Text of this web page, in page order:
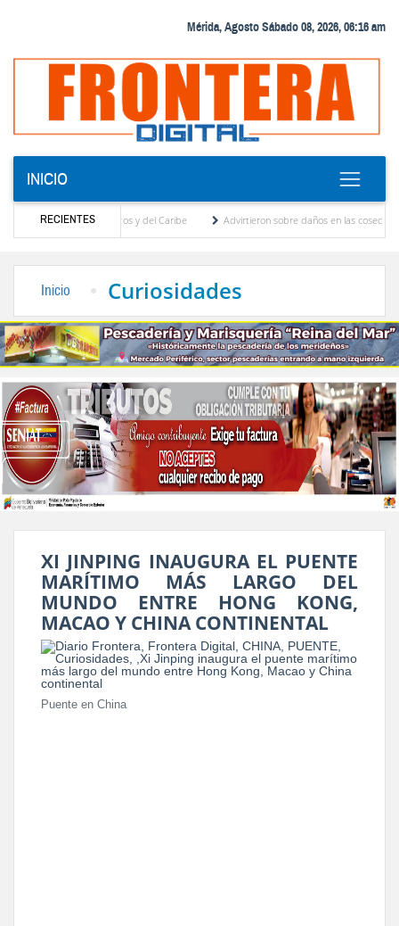
Mérida, Agosto Sábado 08, 2026, 06:16 am
INICIO
RECIENTES
Centroamericanos y del Caribe
Advirtieron sobre daños en las cosechas de los
Inicio Curiosidades
XI JINPING INAUGURA EL PUENTE
MARÍTIMO MÁS LARGO DEL
MUNDO ENTRE HONG KONG,
MACAO Y CHINA CONTINENTAL
Puente en China